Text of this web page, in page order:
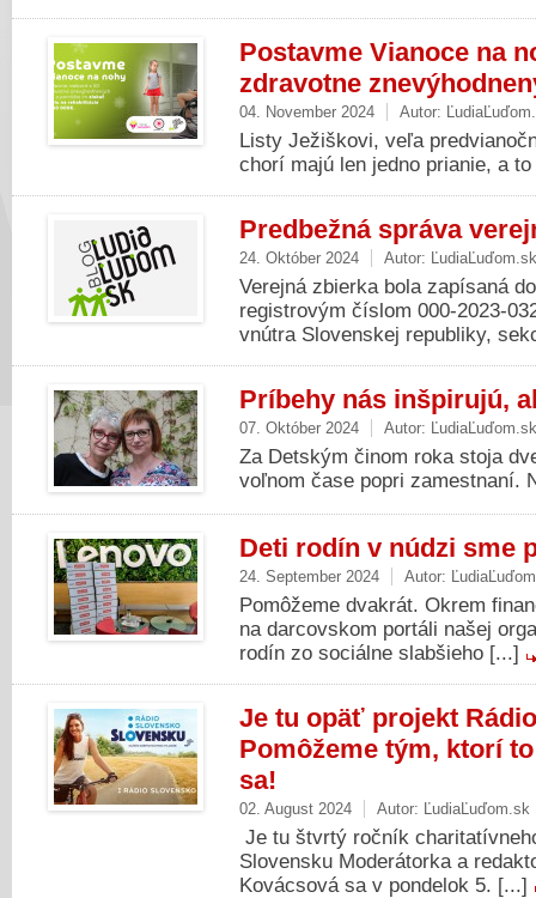
Postavme Vianoce na
zdravotne
04. November 2024 Autor:
Listy Ježiškovi, veľa
chorí majú len jedno prianie, a
Predbežná správa
24. Október 2024 Autor: ĽudiaĽuďom.sk
Verejná zbierka bola zapísaná
registrovým číslom 000-2023-
vnútra Slovenskej republiky,
Príbehy nás inšpirujú,
07. Október 2024 Autor: ĽudiaĽuďom.sk
Za Detským činom roka stoja
voľnom čase popri zamestnaní.
Deti rodín v núdzi sme
24. September 2024 Autor:
Pomôžeme dvakrát. Okrem
na darcovskom portáli našej
rodín zo sociálne slabšieho [...]
Je tu opäť projekt
Pomôžeme tým, ktorí
sa!
02. August 2024 Autor: ĽudiaĽuďom.sk
Je tu štvrtý ročník
Slovensku Moderátorka a
Kovácsová sa v pondelok 5. [...]